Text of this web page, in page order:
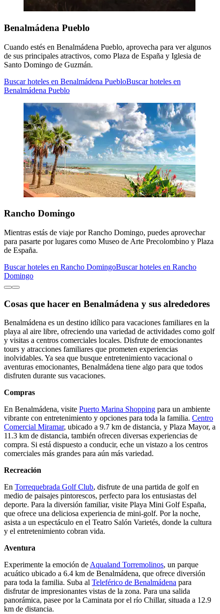
Benalmádena Pueblo
Cuando estés en Benalmádena Pueblo, aprovecha para ver algunos
de sus principales atractivos, como Plaza de España y Iglesia de
Santo Domingo de Guzmán.
Buscar hoteles en Benalmádena PuebloBuscar hoteles en
Benalmádena Pueblo
Rancho Domingo
Mientras estás de viaje por Rancho Domingo, puedes aprovechar
para pasarte por lugares como Museo de Arte Precolombino y Plaza
de España.
Buscar hoteles en Rancho DomingoBuscar hoteles en Rancho
Domingo
Cosas que hacer en Benalmádena y sus alrededores
Benalmádena es un destino idílico para vacaciones familiares en la
playa al aire libre, ofreciendo una variedad de actividades como golf
y visitas a centros comerciales locales. Disfrute de emocionantes
tours y atracciones familiares que prometen experiencias
inolvidables. Ya sea que busque entretenimiento vacacional o
aventuras emocionantes, Benalmádena tiene algo para que todos
disfruten durante sus vacaciones.
Compras
En Benalmádena, visite Puerto Marina Shopping para un ambiente
vibrante con entretenimiento y opciones para toda la familia. Centro
Comercial Miramar, ubicado a 9.7 km de distancia, y Plaza Mayor, a
11.3 km de distancia, también ofrecen diversas experiencias de
compra. Si está dispuesto a conducir, eche un vistazo a los centros
comerciales más grandes para aún más variedad.
Recreación
En Torrequebrada Golf Club, disfrute de una partida de golf en
medio de paisajes pintorescos, perfecto para los entusiastas del
deporte. Para la diversión familiar, visite Playa Mini Golf España,
que ofrece una deliciosa experiencia de mini-golf. Por la noche,
asista a un espectáculo en el Teatro Salón Varietés, donde la cultura
y el entretenimiento cobran vida.
Aventura
Experimente la emoción deAqualand Torremolinos, un parque
acuático ubicado a 6.4 km de Benalmádena, que ofrece diversión
para toda la familia. Suba al Teleférico de Benalmádena para
disfrutar de impresionantes vistas de la zona. Para una salida
panorámica, pasee por la Caminata por el río Chillar, situada a 12.9
km de distancia.